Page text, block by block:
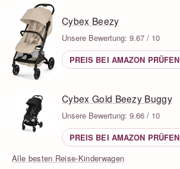
Cybex Beezy
Unsere Bewertung: 9.67 / 10
PREIS BEI AMAZON PRÜFEN
Cybex Gold Beezy Buggy
Unsere Bewertung: 9.66 / 10
PREIS BEI AMAZON PRÜFEN
Alle besten Reise-Kinderwagen